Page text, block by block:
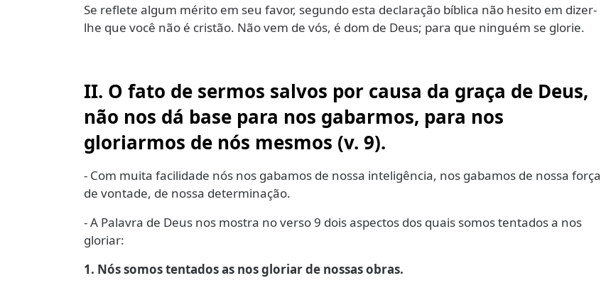
Se reflete algum mérito em seu favor, segundo esta declaração bíblica não hesito em dizer-
lhe que você não é cristão. Não vem de vós, é dom de Deus; para que ninguém se glorie.
II. O fato de sermos salvos por causa da graça de Deus,
não nos dá base para nos gabarmos, para nos
gloriarmos de nós mesmos (v. 9).
- Com muita facilidade nós nos gabamos de nossa inteligência, nos gabamos de nossa força
de vontade, de nossa determinação.
- A Palavra de Deus nos mostra no verso 9 dois aspectos dos quais somos tentados a nos
gloriar:
1. Nós somos tentados as nos gloriar de nossas obras.